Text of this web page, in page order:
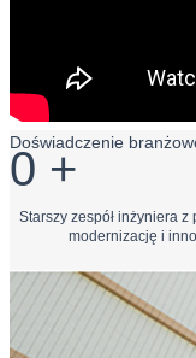
Doświadczenie
0 +
Starszy zespół inżyniera
modernizację i